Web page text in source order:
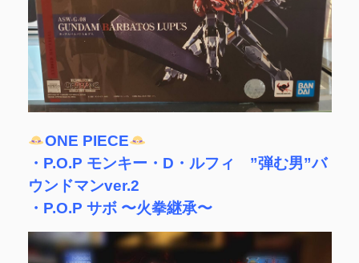
ONE PIECE
・P.O.P モンキー・D・ルフィ ”弾む男”バ
ウンドマンver.2
・P.O.P サボ 〜火拳継承〜